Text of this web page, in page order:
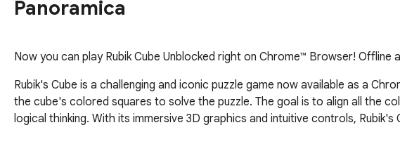
Panoramica
Now you can play Rubik Cube Unblocked right on Chrome™ Browser! Offline
Rubik's Cube is a challenging and iconic puzzle game now available as a
the cube's colored squares to solve the puzzle. The goal is to align all the
logical thinking. With its immersive 3D graphics and intuitive controls,